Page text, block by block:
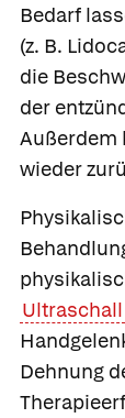
Bedarf
(z. B.
die
der
Außerdem
wieder
Ultraschall
Dehnung